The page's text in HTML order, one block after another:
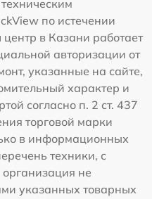
по истечении
в Казани работает
авторизации от
указанные на сайте,
характер и
согласно п. 2 ст. 437
торговой марки
в информационных
техники, с
не
указанных товарных